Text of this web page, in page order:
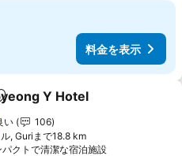
料金を表示
気に入りに追加
Y Hotel
のランク
い
106
, Guriまで18.8 km
パクトで清潔な宿泊施設